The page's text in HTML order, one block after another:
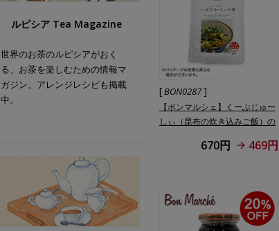
[BON0287 ]
【ボンマルシェ】くーぶじゅー
しぃ（昆布の炊き込みご飯）の
670円 469円
ルピシア Tea Magazine
世界のお茶のルピシアがおく
る、お茶を楽しむための情報マ
ガジン。アレンジレシピも掲載
中。